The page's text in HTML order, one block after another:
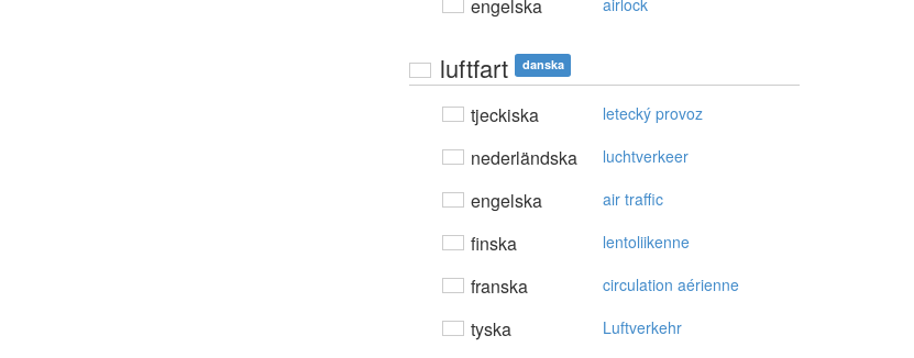
engelska airlock
luftfart danska
tjeckiska letecký provoz
nederländska luchtverkeer
engelska air traffic
finska lentoliikenne
franska circulation aérienne
tyska Luftverkehr